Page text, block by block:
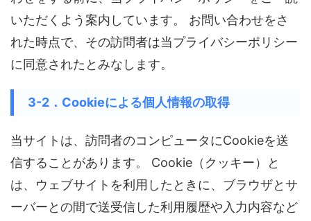
いただくよう案内しています。 お問い合わせをさ
れた時点で、その訪問者は当プライバシーポリシー
に同意されたとみなします。
3-2．Cookieによる個人情報の取得
当サイトは、訪問者のコンピュータにCookieを送
信することがあります。 Cookie（クッキー）と
は、ウェブサイトを利用したときに、ブラウザとサ
ーバーとの間で送受信した利用履歴や入力内容など